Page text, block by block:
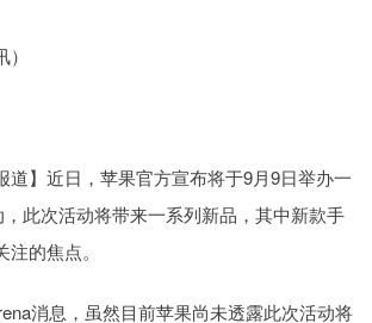
道】近日，苹果官方宣布将于9月9日举办一
，此次活动将带来一系列新品，其中新款手
的焦点。
消息，虽然目前苹果尚未透露此次活动将